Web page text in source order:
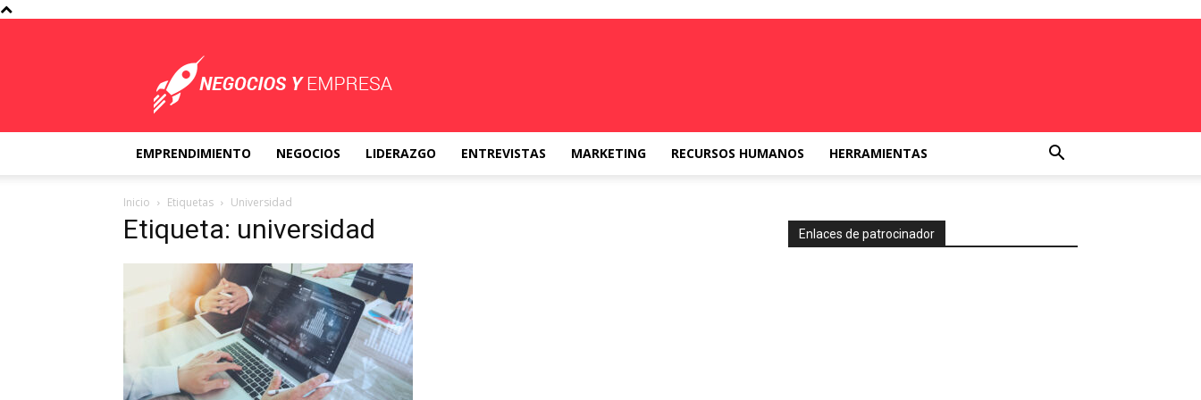
Empresa
EMPRENDIMIENTO NEGOCIOS LIDERAZGO ENTREVISTAS MARKETING RECURSOS HUMANOS HERRAMIENTAS
Inicio Etiquetas Universidad
Etiqueta: universidad Enlaces de patrocinador